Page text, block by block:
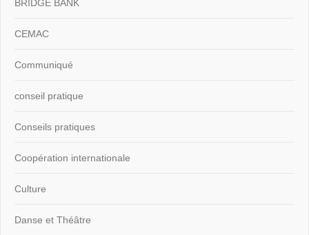
BRIDGE BANK
CEMAC
Communiqué
conseil pratique
Conseils pratiques
Coopération internationale
Culture
Danse et Théâtre